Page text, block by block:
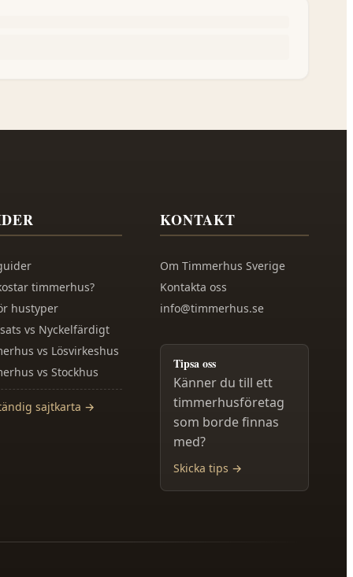
timmerhus?
hustyper
vs Nyckelfärdigt
vs Lösvirkeshus
vs Stockhus
sajtkarta →
KONTAKT
Om Timmerhus Sverige
Kontakta oss
info@timmerhus.se
Tipsa oss
Känner du till ett
timmerhusföretag
som borde finnas
med?
Skicka tips →